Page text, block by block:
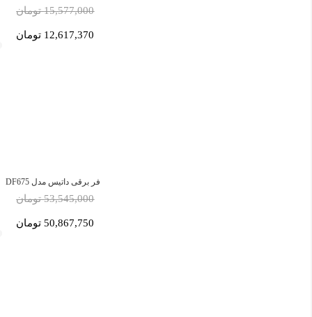
15,577,000 تومان
12,617,370 تومان
فر برقی داتیس مدل DF675
53,545,000 تومان
50,867,750 تومان